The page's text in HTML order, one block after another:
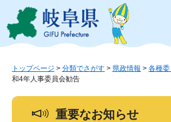
ジ
ュ
このページの本文へ
トップページ > 分類でさがす > 県政情報 > 各種
和4年人事委員会勧告
重要なお知らせ